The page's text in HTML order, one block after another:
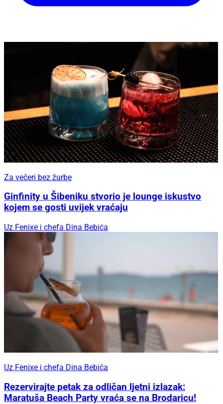
Za večeri bez žurbe
Ginfinity u Šibeniku stvorio je lounge iskustvo
kojem se gosti uvijek vraćaju
Uz Fenixe i chefa Dina Bebića
Uz Fenixe i chefa Dina Bebića
Rezervirajte petak za odličan ljetni izlazak:
Maratuša Beach Party vraća se na Brodaricu!